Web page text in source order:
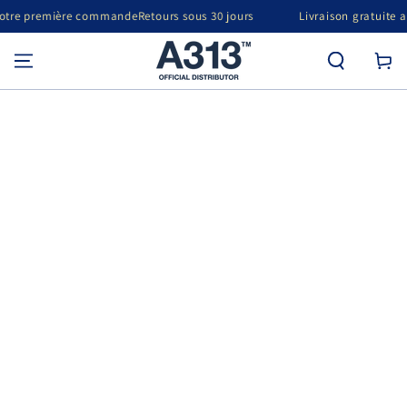
ALLER AU
CONTENU
Retours sous 30 jours Livraison gratuite aux Pays-Bas · 40
Panier
d'achat